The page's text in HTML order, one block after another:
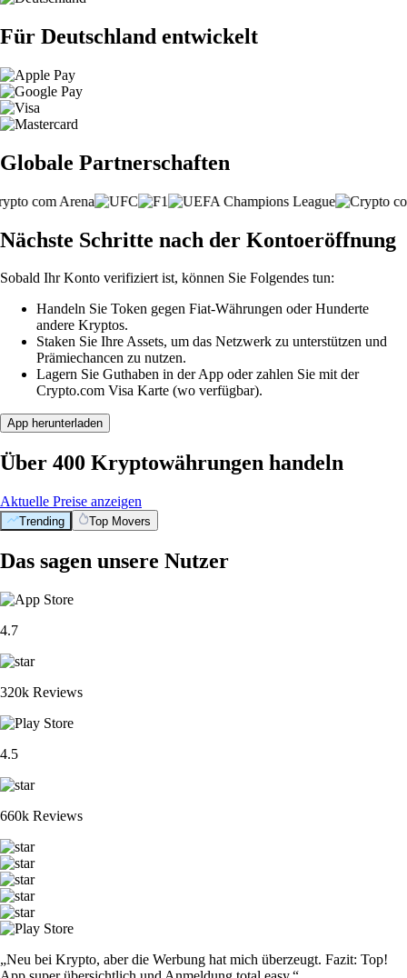
Für Deutschland entwickelt
Globale Partnerschaften
Nächste Schritte nach der Kontoeröffnung
Sobald Ihr Konto verifiziert ist, können Sie Folgendes tun:
Handeln Sie Token gegen Fiat-Währungen oder Hunderte
andere Kryptos.
Staken Sie Ihre Assets, um das Netzwerk zu unterstützen und
Prämiechancen zu nutzen.
Lagern Sie Guthaben in der App oder zahlen Sie mit der
Crypto.com Visa Karte (wo verfügbar).
App herunterladen
Über 400 Kryptowährungen handeln
Aktuelle Preise anzeigen
Trending Top Movers
Das sagen unsere Nutzer
4.7
320k Reviews
4.5
660k Reviews
„Neu bei Krypto, aber die Werbung hat mich überzeugt. Fazit: Top!